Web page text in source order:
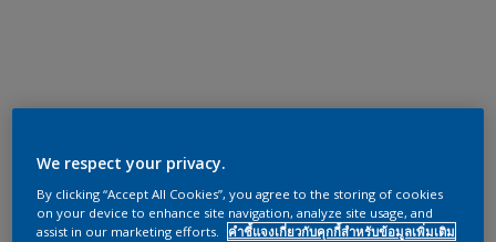
We respect your privacy.
By clicking “Accept All Cookies”, you agree to the storing of cookies
on your device to enhance site navigation, analyze site usage, and
assist in our marketing efforts.
คำชี้แจงเกี่ยวกับคุกกี้สำหรับข้อมูลเพิ่มเติม